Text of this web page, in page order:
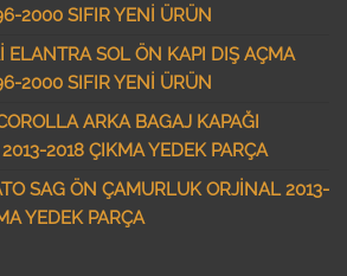
2000 SIFIR YENİ ÜRÜN
ELANTRA SOL ÖN KAPI DIŞ AÇMA
2000 SIFIR YENİ ÜRÜN
ARKA BAGAJ KAPAĞI
2018 ÇIKMA YEDEK PARÇA
SAG ÖN ÇAMURLUK ORJİNAL 2013-
YEDEK PARÇA